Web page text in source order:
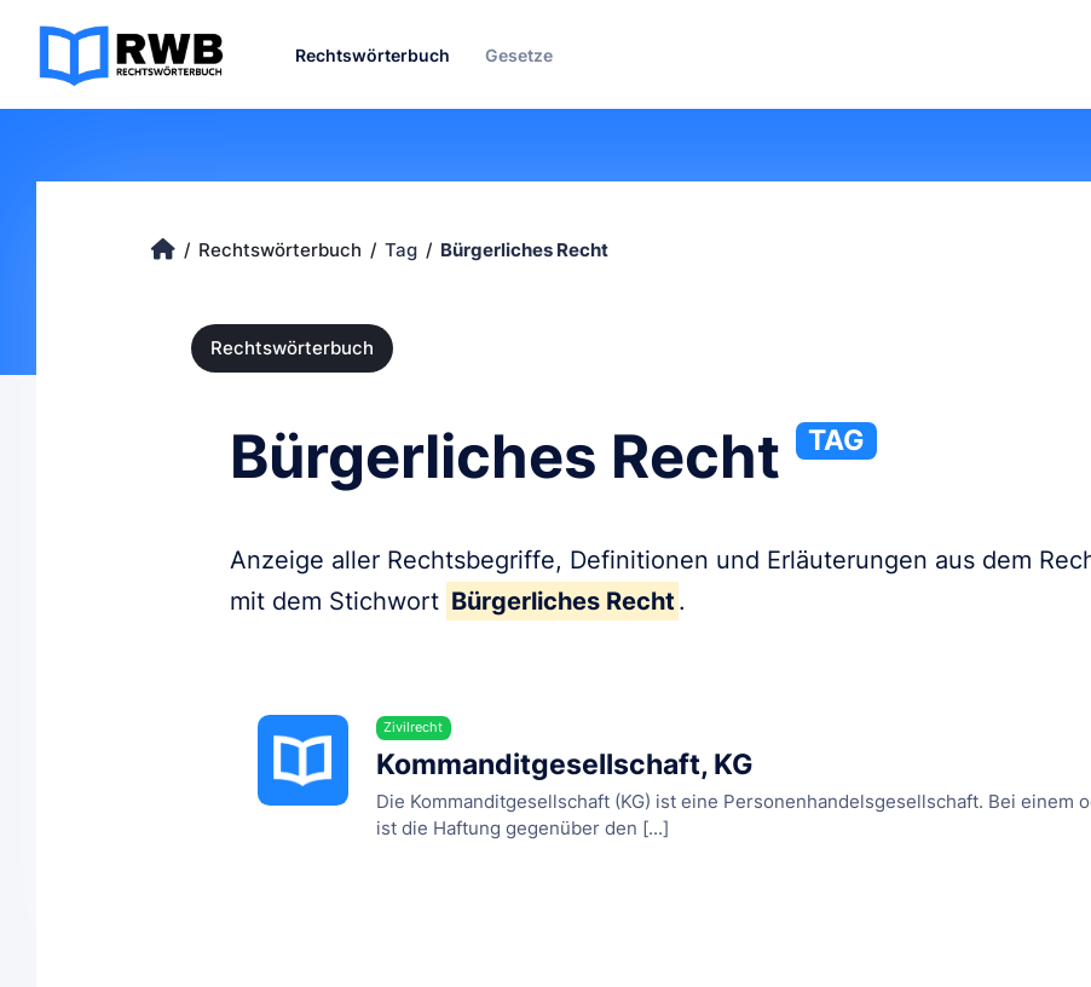
Rechtswörterbuch Gesetze
Rechtswörterbuch Tag Bürgerliches Recht
Rechtswörterbuch
Bürgerliches Recht TAG
Anzeige aller Rechtsbegriffe, Definitionen und Erläuterungen aus dem
mit dem Stichwort Bürgerliches Recht.
Zivilrecht
Kommanditgesellschaft, KG
Die Kommanditgesellschaft (KG) ist eine Personenhandelsgesellschaft. Bei einem
ist die Haftung gegenüber den [...]